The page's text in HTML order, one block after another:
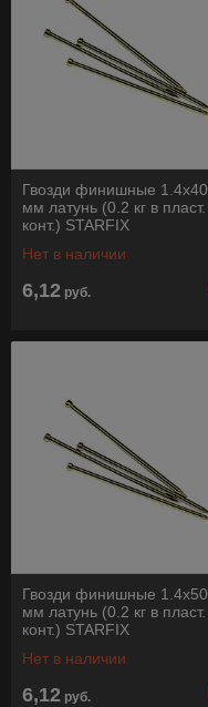
Гвозди финишные 1.4х40
мм латунь (0.2 кг в пласт.
конт.) STARFIX
Нет в наличии
6,12 руб.
Гвозди финишные 1.4х50
мм латунь (0.2 кг в пласт.
конт.) STARFIX
Нет в наличии
6,12 руб.